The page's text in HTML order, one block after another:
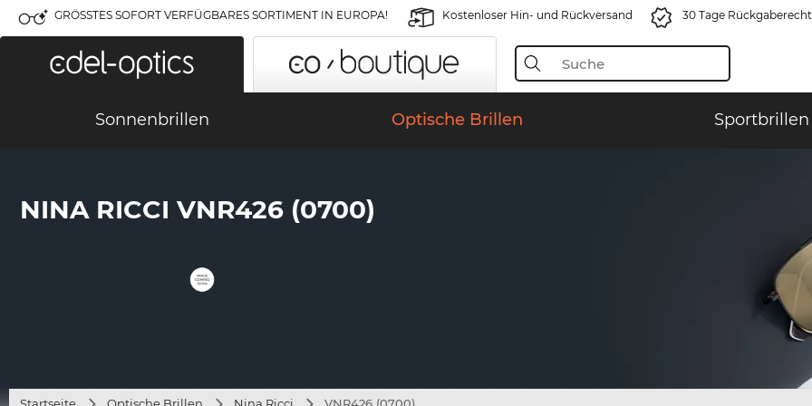
GRÖSSTES SOFORT VERFÜGBARES SORTIMENT IN EUROPA! Kostenloser Hin- und Rückversand 30 Tage Rückgaberecht
Sonnenbrillen Optische Brillen Sportbrillen
NINA RICCI VNR426 (0700)